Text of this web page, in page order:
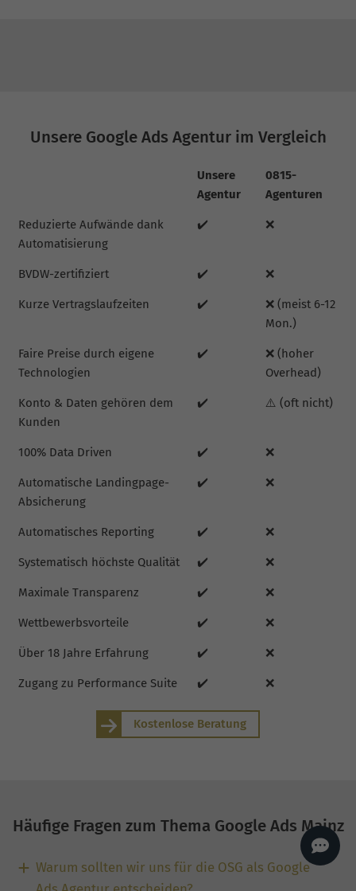
Unsere Google Ads Agentur im Vergleich
Unsere
Agentur
0815-
Agenturen
Reduzierte Aufwände dank
Automatisierung
✔️ ❌
BVDW-zertifiziert ✔️ ❌
Kurze Vertragslaufzeiten ✔️
❌ (meist 6-12
Mon.)
Faire Preise durch eigene
Technologien
✔️
❌ (hoher
Overhead)
Konto & Daten gehören dem
Kunden
✔️ ⚠️ (oft nicht)
100% Data Driven ✔️ ❌
Automatische Landingpage-
Absicherung
✔️ ❌
Automatisches Reporting ✔️ ❌
Systematisch höchste Qualität ✔️ ❌
Maximale Transparenz ✔️ ❌
Wettbewerbsvorteile ✔️ ❌
Über 18 Jahre Erfahrung ✔️ ❌
Zugang zu Performance Suite ✔️ ❌
Kostenlose Beratung
Häufige Fragen zum Thema Google Ads Mainz
Warum sollten wir uns für die OSG als Google
Profi-SEO startet bei uns
Backlinks, Beratung und